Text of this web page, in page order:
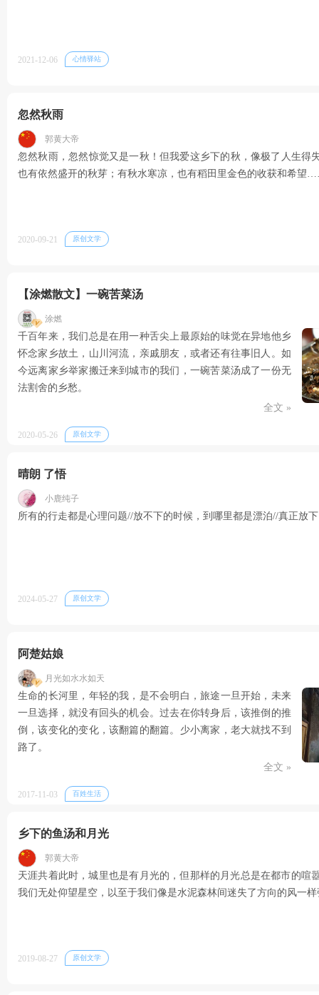
2021-12-06 心情驿站
忽然秋雨
郭黄大帝
忽然秋雨，忽然惊觉又是一秋！但我爱这乡下的秋，像极了人生
也有依然盛开的秋芽；有秋水寒凉，也有稻田里金色的收获和希望
2020-09-21 原创文学
【涂燃散文】一碗苦菜汤
涂燃
千百年来，我们总是在用一种舌尖上最原始的味觉在异地他乡
怀念家乡故土，山川河流，亲戚朋友，或者还有往事旧人。如
今远离家乡举家搬迁来到城市的我们，一碗苦菜汤成了一份无
法割舍的乡愁。
全文 »
2020-05-26 原创文学
晴朗 了悟
小鹿纯子
所有的行走都是心理问题//放不下的时候，到哪里都是漂泊//真正放
2024-05-27 原创文学
阿楚姑娘
月光如水水如天
生命的长河里，年轻的我，是不会明白，旅途一旦开始，未来
一旦选择，就没有回头的机会。过去在你转身后，该推倒的推
倒，该变化的变化，该翻篇的翻篇。少小离家，老大就找不到
路了。
全文 »
2017-11-03 百姓生活
乡下的鱼汤和月光
郭黄大帝
天涯共着此时，城里也是有月光的，但那样的月光总是在都市的喧
我们无处仰望星空，以至于我们像是水泥森林间迷失了方向的风一
2019-08-27 原创文学